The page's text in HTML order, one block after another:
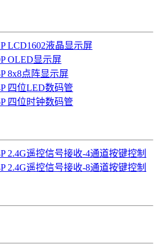
LCD1602液晶显示屏
OLED显示屏
8x8点阵显示屏
四位LED数码管
四位时钟数码管
2.4G遥控信号接收-4通道按键控制
2.4G遥控信号接收-8通道按键控制